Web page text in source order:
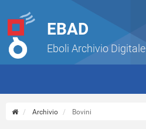
EBAD
Eboli Archivio Digitale
Archivio Bovini